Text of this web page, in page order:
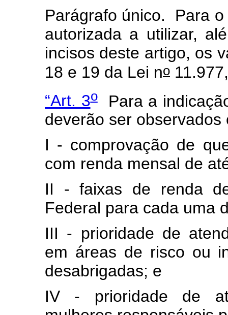
Parágrafo único. Para
autorizada a utilizar,
incisos deste artigo, os
18 e 19 da Lei no
“Art. 3oPara a
deverão ser
I - comprovação de
com renda mensal de
II - faixas de renda
Federal para cada uma
III - prioridade de
em áreas de risco ou
desabrigadas; e
IV - prioridade de